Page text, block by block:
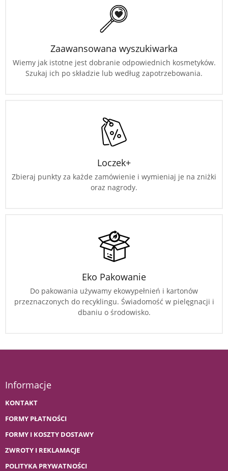
Zaawansowana wyszukiwarka
Wiemy jak istotne jest dobranie odpowiednich kosmetyków.
Szukaj ich po składzie lub według zapotrzebowania.
Loczek+
Zbieraj punkty za każde zamówienie i wymieniaj je na zniżki
oraz nagrody.
Eko Pakowanie
Do pakowania używamy ekowypełnień i kartonów
przeznaczonych do recyklingu. Świadomość w pielęgnacji i
dbaniu o środowisko.
Informacje
KONTAKT
FORMY PŁATNOŚCI
FORMY I KOSZTY DOSTAWY
ZWROTY I REKLAMACJE
POLITYKA PRYWATNOŚCI